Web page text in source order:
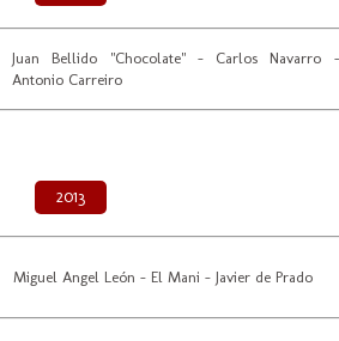
Juan Bellido "Chocolate" - Carlos Navarro
Antonio Carreiro
2013
Miguel Angel León - El Mani - Javier de Prado